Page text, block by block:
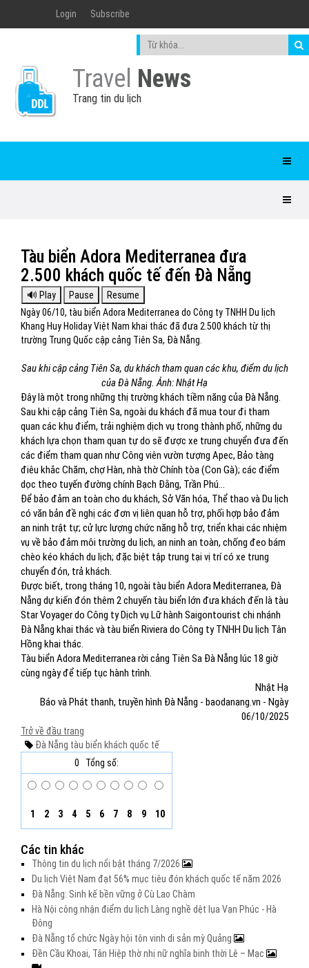
Login Subscribe
Travel News
Trang tin du lịch
Tàu biển Adora Mediterranea đưa
2.500 khách quốc tế đến Đà Nẵng
Ngày 06/10, tàu biển Adora Mediterranea do Công ty TNHH Du lịch
Khang Huy Holiday Việt Nam khai thác đã đưa 2.500 khách từ thị
trường Trung Quốc cập cảng Tiên Sa, Đà Nẵng.
Sau khi cập cảng Tiên Sa, du khách tham quan các khu, điểm du lịch
của Đà Nẵng. Ảnh: Nhật Hạ
Đây là một trong những thị trường khách tiềm năng của Đà Nẵng.
Sau khi cập cảng Tiên Sa, ngoài du khách đã mua tour đi tham
quan các khu điểm, trải nghiệm dịch vụ trong thành phố, những du
khách lựa chọn tham quan tự do sẽ được xe trung chuyển đưa đến
các điểm tham quan như Công viên vườn tượng Apec, Bảo tàng
điêu khắc Chăm, chợ Hàn, nhà thờ Chính tòa (Con Gà); các điểm
dọc theo tuyến đường chính Bạch Đằng, Trần Phú…
Để bảo đảm an toàn cho du khách, Sở Văn hóa, Thể thao và Du lịch
có văn bản đề nghị các đơn vị liên quan hỗ trợ, phối hợp bảo đảm
an ninh trật tự; cử lực lượng chức năng hỗ trợ, triển khai các nhiệm
vụ về bảo đảm môi trường du lịch, an ninh an toàn, chống đeo bám
chèo kéo khách du lịch; đặc biệt tập trung tại vị trí có xe trung
chuyển đón, trả khách.
Được biết, trong tháng 10, ngoài tàu biển Adora Mediterranea, Đà
Nẵng dự kiến đón thêm 2 chuyến tàu biển lớn đưa khách đến là tàu
Star Voyager do Công ty Dịch vụ Lữ hành Saigontourist chi nhánh
Đà Nẵng khai thác và tàu biển Riviera do Công ty TNHH Du lịch Tân
Hồng khai thác.
Tàu biển Adora Mediterranea rời cảng Tiên Sa Đà Nẵng lúc 18 giờ
cùng ngày để tiếp tục hành trình.
Nhật Hạ
Báo và Phát thanh, truyền hình Đà Nẵng - baodanang.vn - Ngày
06/10/2025
Trở về đầu trang
Đà Nẵng tàu biển khách quốc tế
0
Tổng số:
1 2 3 4 5 6 7 8 9 10
Các tin khác
Thông tin du lịch nổi bật tháng 7/2026
Du lịch Việt Nam đạt 56% mục tiêu đón khách quốc tế năm 2026
Đà Nẵng: Sinh kế bền vững ở Cù Lao Chàm
Hà Nội công nhận điểm du lịch Làng nghề dệt lụa Vạn Phúc - Hà
Đông
Đà Nẵng tổ chức Ngày hội tôn vinh di sản mỳ Quảng
Đền Cầu Khoai, Tân Hiệp thờ nhị nữ nghĩa binh thời Lê – Mạc